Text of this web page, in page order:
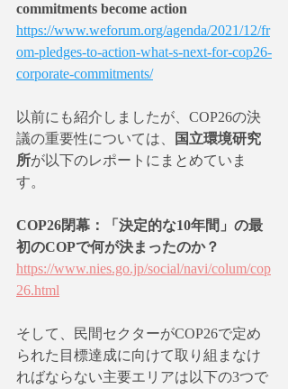
commitments become action
https://www.weforum.org/agenda/2021/12/fr
om-pledges-to-action-what-s-next-for-cop26-
corporate-commitments/
以前にも紹介しましたが、COP26の決
議の重要性については、
国立環境研究
所が以下のレポートにまとめていま
す。
COP26閉幕：「決定的な10年間」の最
初のCOPで何が決まったのか？
https://www.nies.go.jp/social/navi/colum/cop
26.html
そして、民間セクターがCOP26で定め
られた目標達成に向けて取り組まなけ
ればならない主要エリアは以下の3つで